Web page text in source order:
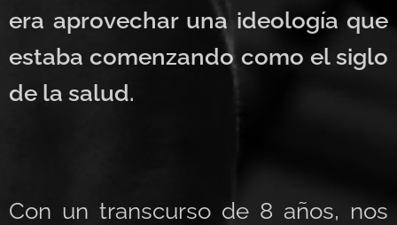
era aprovechar una ideología que
estaba comenzando como el siglo
de la salud.
Con un transcurso de 8 años, nos